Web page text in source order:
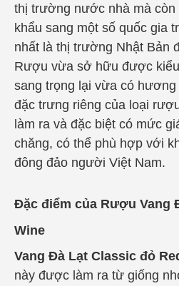
thị trường nước nhà mà còn
khẩu sang một số quốc gia
nhất là thị trường Nhật Bản
Rượu vừa sở hữu được
sang trọng lại vừa có
đặc trưng riêng của loại
làm ra và đặc biệt có mức
chăng, có thể phù hợp với
đông đảo người Việt Nam.
Đặc điểm của Rượu Vang
Wine
Vang Đà Lạt Classic đỏ
này được làm ra từ giống